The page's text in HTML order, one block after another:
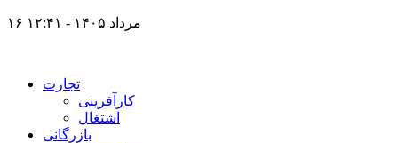
۱۶ مرداد ۱۴۰۵ - ۱۲:۴۱
تجارت
کارآفرینی
اشتغال
بازرگانی